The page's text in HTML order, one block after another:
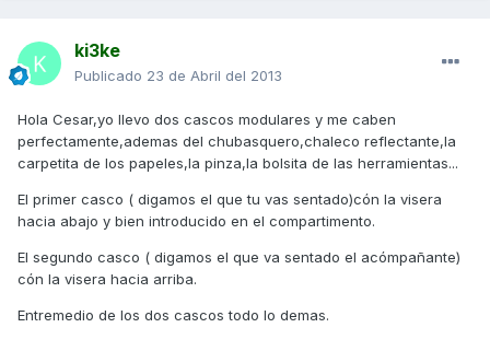
ki3ke
Publicado 23 de Abril del 2013
Hola Cesar,yo llevo dos cascos modulares y me caben
perfectamente,ademas del chubasquero,chaleco reflectante,la
carpetita de los papeles,la pinza,la bolsita de las herramientas...
El primer casco ( digamos el que tu vas sentado)cón la visera
hacia abajo y bien introducido en el compartimento.
El segundo casco ( digamos el que va sentado el acómpañante)
cón la visera hacia arriba.
Entremedio de los dos cascos todo lo demas.